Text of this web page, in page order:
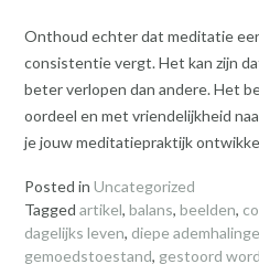
Onthoud echter dat meditatie
consistentie vergt. Het kan zijn
beter verlopen dan andere. Het
oordeel en met vriendelijkheid
je jouw meditatiepraktijk
Posted in Uncategorized
Tagged artikel, balans, beelden,
dagelijks leven, diepe
gemoedstoestand, gestoord